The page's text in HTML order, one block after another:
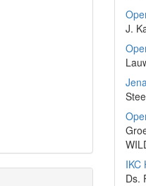
J.
IKC
Ds.